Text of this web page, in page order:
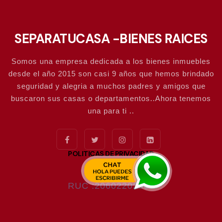
SEPARATUCASA -BIENES RAICES
Somos una empresa dedicada a los bienes inmuebles
desde el año 2015 son casi 9 años que hemos brindado
seguridad y alegria a muchos padres y amigos que
buscaron sus casas o departamentos..Ahora tenemos
una para ti ..
POLITICAS DE PRIVACIDAD
RUC :20602202837